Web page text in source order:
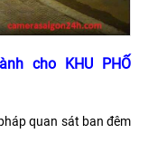
cho KHU PHỐ
quan sát ban đêm